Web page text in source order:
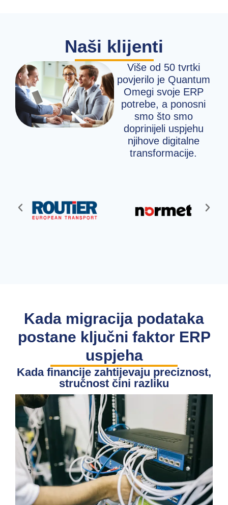
Naši klijenti
Više od 50 tvrtki
povjerilo je Quantum
Omegi svoje ERP
potrebe, a ponosni
smo što smo
doprinijeli uspjehu
njihove digitalne
transformacije.
Kada migracija podataka
postane ključni faktor ERP
uspjeha
Kada financije zahtijevaju preciznost,
stručnost čini razliku